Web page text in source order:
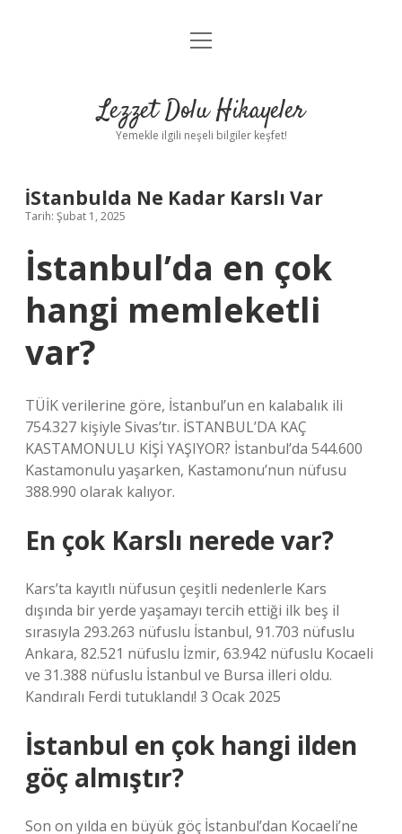
Anasayfa
Yasal Uyarı
menüyü
Lezzet Dolu Hikayeler
Yemekle ilgili neşeli bilgiler keşfet!
İStanbulda Ne Kadar Karslı Var
Tarih: Şubat 1, 2025
İstanbul’da en çok
hangi memleketli
var?
TÜİK verilerine göre, İstanbul’un en kalabalık ili
754.327 kişiyle Sivas’tır. İSTANBUL’DA KAÇ
KASTAMONULU KİŞİ YAŞIYOR? İstanbul’da 544.600
Kastamonulu yaşarken, Kastamonu’nun nüfusu
388.990 olarak kalıyor.
En çok Karslı nerede var?
Kars’ta kayıtlı nüfusun çeşitli nedenlerle Kars
dışında bir yerde yaşamayı tercih ettiği ilk beş il
sırasıyla 293.263 nüfuslu İstanbul, 91.703 nüfuslu
Ankara, 82.521 nüfuslu İzmir, 63.942 nüfuslu Kocaeli
ve 31.388 nüfuslu İstanbul ve Bursa illeri oldu.
Kandıralı Ferdi tutuklandı! 3 Ocak 2025
İstanbul en çok hangi ilden
göç almıştır?
Son on yılda en büyük göç İstanbul’dan Kocaeli’ne